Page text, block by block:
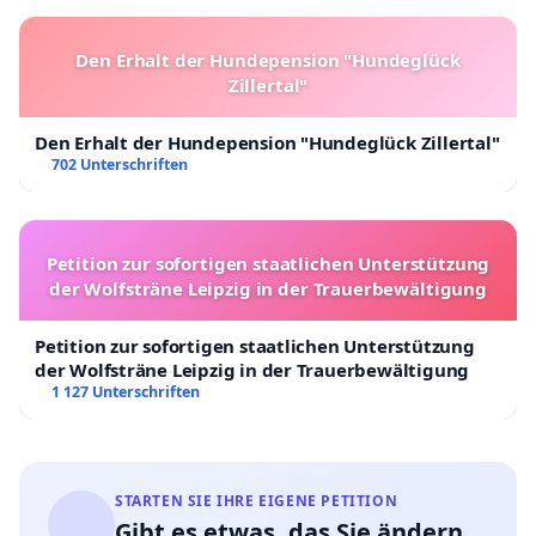
Den Erhalt der Hundepension "Hundeglück
Zillertal"
Den Erhalt der Hundepension "Hundeglück Zillertal"
702 Unterschriften
Petition zur sofortigen staatlichen Unterstützung
der Wolfsträne Leipzig in der Trauerbewältigung
Petition zur sofortigen staatlichen Unterstützung
der Wolfsträne Leipzig in der Trauerbewältigung
1 127 Unterschriften
STARTEN SIE IHRE EIGENE PETITION